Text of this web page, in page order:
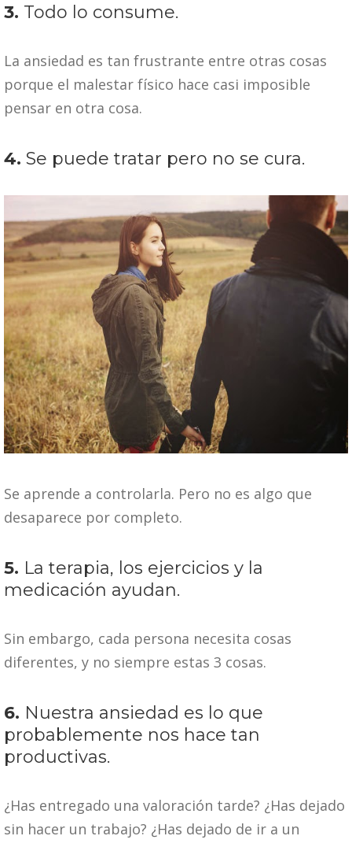
3. Todo lo consume.
La ansiedad es tan frustrante entre otras cosas
porque el malestar físico hace casi imposible
pensar en otra cosa.
4. Se puede tratar pero no se cura.
Se aprende a controlarla. Pero no es algo que
desaparece por completo.
5. La terapia, los ejercicios y la
medicación ayudan.
Sin embargo, cada persona necesita cosas
diferentes, y no siempre estas 3 cosas.
6. Nuestra ansiedad es lo que
probablemente nos hace tan
productivas.
¿Has entregado una valoración tarde? ¿Has dejado
sin hacer un trabajo? ¿Has dejado de ir a un